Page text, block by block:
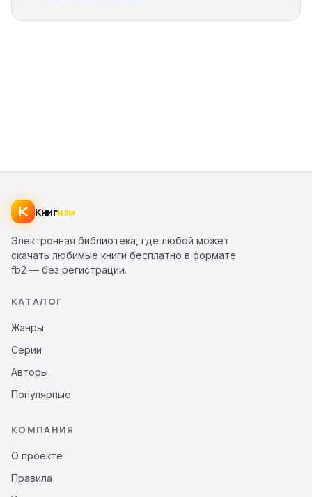
Книгизм
Электронная библиотека, где любой может
скачать любимые книги бесплатно в формате
fb2 — без регистрации.
КАТАЛОГ
Жанры
Серии
Авторы
Популярные
КОМПАНИЯ
О проекте
Правила